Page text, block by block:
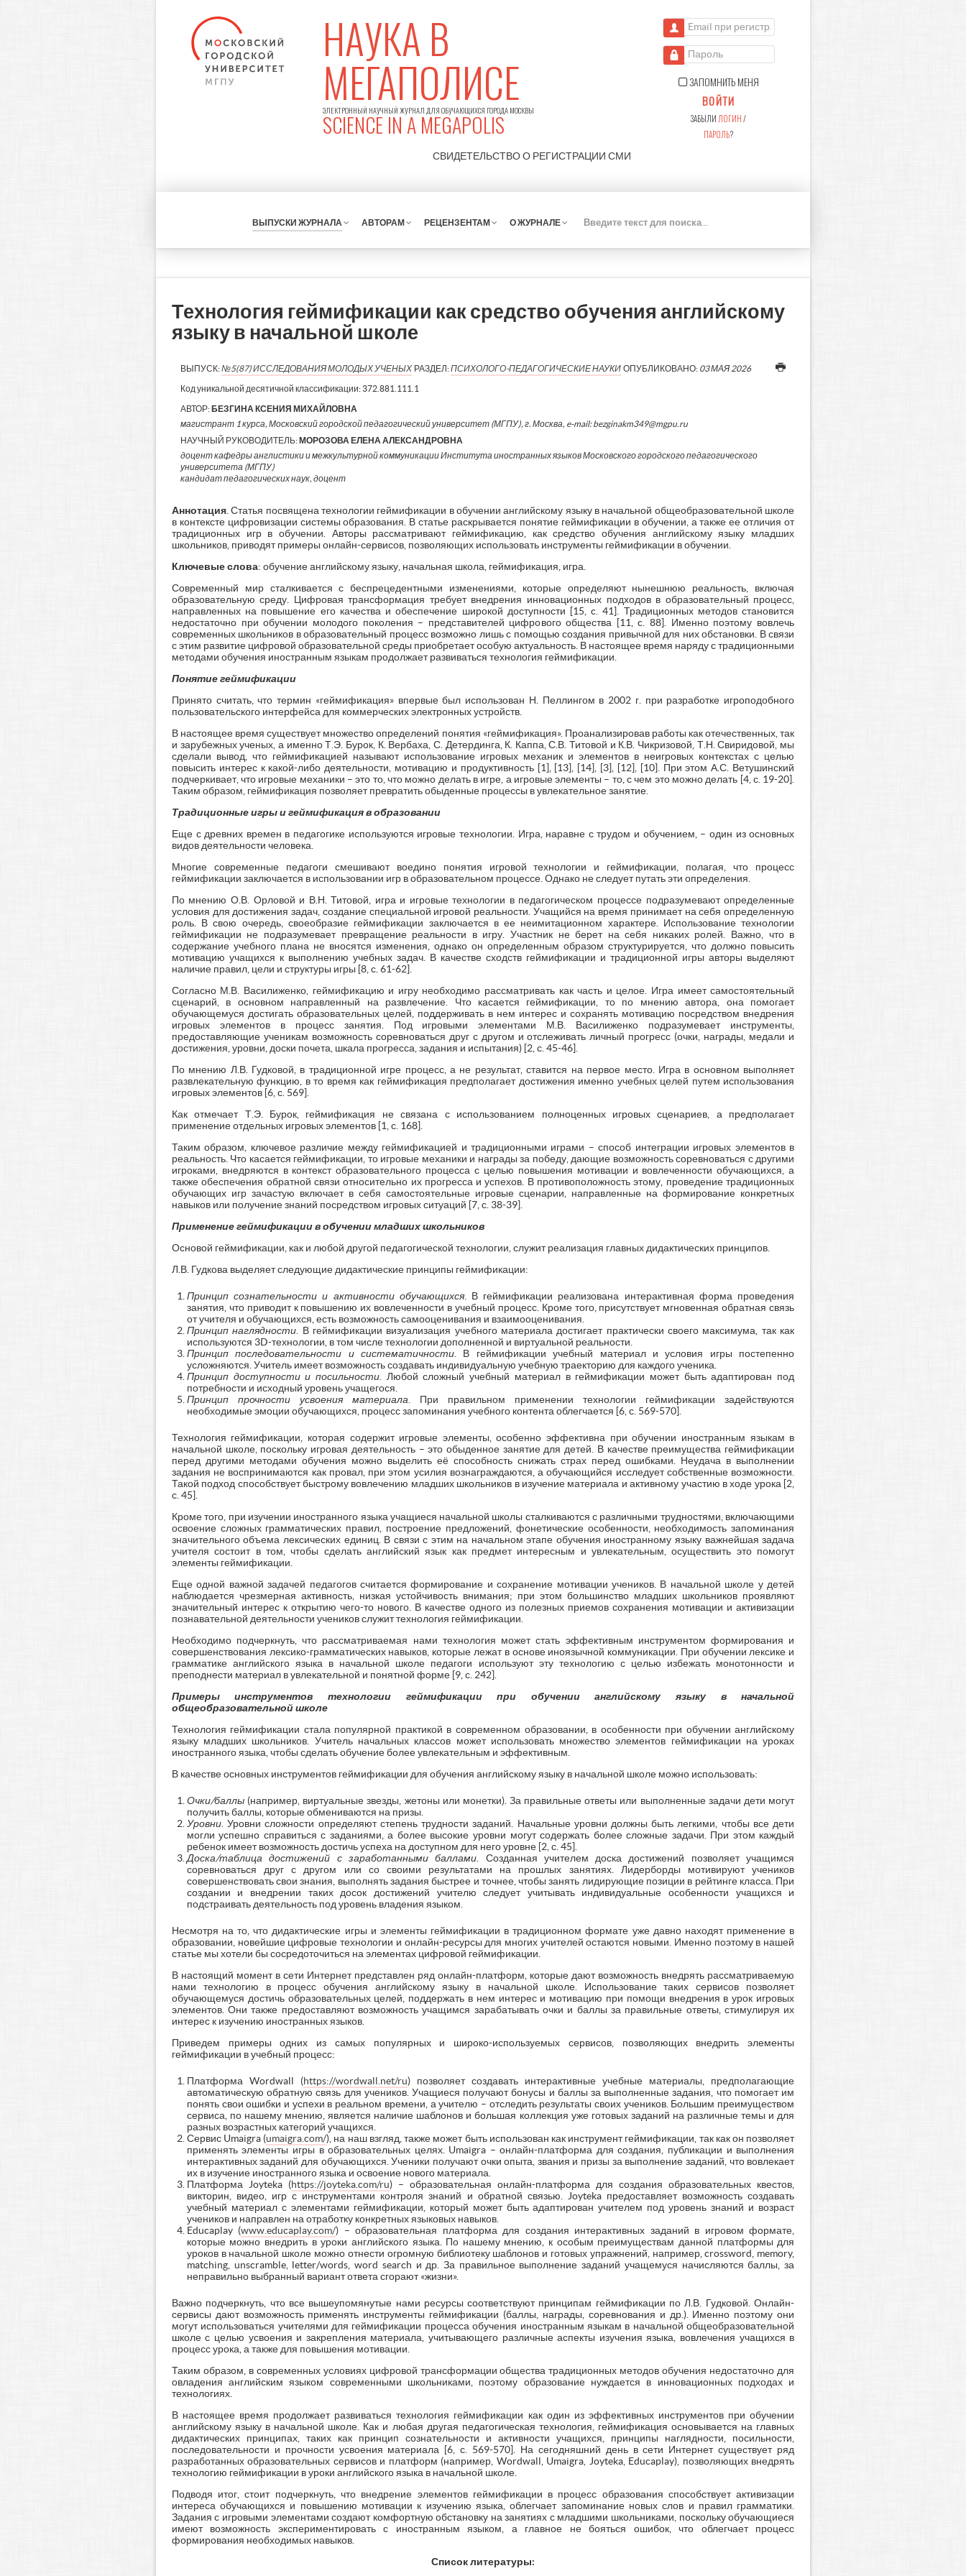
НАУКА В
МЕГАПОЛИСЕ
ЭЛЕКТРОННЫЙ НАУЧНЫЙ ЖУРНАЛ ДЛЯ ОБУЧАЮЩИХСЯ ГОРОДА МОСКВЫ
SCIENCE IN A MEGAPOLIS
СВИДЕТЕЛЬСТВО О РЕГИСТРАЦИИ СМИ
Email при регистрации
Пароль
ЗАПОМНИТЬ МЕНЯ
ВОЙТИ
ЗАБЫЛИ ЛОГИН/
ПАРОЛЬ?
ВЫПУСКИ ЖУРНАЛА АВТОРАМ РЕЦЕНЗЕНТАМ О ЖУРНАЛЕ
К
Технология геймификации как средство обучения английскому
языку в начальной школе
ВЫПУСК:№5(87) ИССЛЕДОВАНИЯ МОЛОДЫХ УЧЕНЫХ РАЗДЕЛ:ПСИХОЛОГО-ПЕДАГОГИЧЕСКИЕ НАУКИ ОПУБЛИКОВАНО: 03 МАЯ 2026
Код уникальной десятичной классификации: 372.881.111.1
АВТОР: БЕЗГИНА КСЕНИЯ МИХАЙЛОВНА
магистрант 1 курса, Московский городской педагогический университет (МГПУ), г. Москва, e-mail: bezginakm349@mgpu.ru
НАУЧНЫЙ РУКОВОДИТЕЛЬ: МОРОЗОВА ЕЛЕНА АЛЕКСАНДРОВНА
доцент кафедры англистики и межкультурной коммуникации Института иностранных языков Московского городского педагогического
университета (МГПУ)
кандидат педагогических наук, доцент
Аннотация. Статья посвящена технологии геймификации в обучении английскому языку в начальной общеобразовательной школе
в контексте цифровизации системы образования. В статье раскрывается понятие геймификации в обучении, а также ее отличия от
традиционных игр в обучении. Авторы рассматривают геймификацию, как средство обучения английскому языку младших
школьников, приводят примеры онлайн-сервисов, позволяющих использовать инструменты геймификации в обучении.
Ключевые слова: обучение английскому языку, начальная школа, геймификация, игра.
Современный мир сталкивается с беспрецедентными изменениями, которые определяют нынешнюю реальность, включая
образовательную среду. Цифровая трансформация требует внедрения инновационных подходов в образовательный процесс,
направленных на повышение его качества и обеспечение широкой доступности [15, c. 41]. Традиционных методов становится
недостаточно при обучении молодого поколения – представителей цифрового общества [11, c. 88]. Именно поэтому вовлечь
современных школьников в образовательный процесс возможно лишь с помощью создания привычной для них обстановки. В связи
с этим развитие цифровой образовательной среды приобретает особую актуальность. В настоящее время наряду с традиционными
методами обучения иностранным языкам продолжает развиваться технология геймификации.
Понятие геймификации
Принято считать, что термин «геймификация» впервые был использован Н. Пеллингом в 2002 г. при разработке игроподобного
пользовательского интерфейса для коммерческих электронных устройств.
В настоящее время существует множество определений понятия «геймификация». Проанализировав работы как отечественных, так
и зарубежных ученых, а именно Т.Э. Бурок, К. Вербаха, С. Детердинга, К. Каппа, С.В. Титовой и К.В. Чикризовой, Т.Н. Свиридовой, мы
сделали вывод, что геймификацией называют использование игровых механик и элементов в неигровых контекстах с целью
повысить интерес к какой-либо деятельности, мотивацию и продуктивность [1], [13], [14], [3], [12], [10]. При этом А.С. Ветушинский
подчеркивает, что игровые механики – это то, что можно делать в игре, а игровые элементы – то, с чем это можно делать [4, с. 19-20].
Таким образом, геймификация позволяет превратить обыденные процессы в увлекательное занятие.
Традиционные игры и геймификация в образовании
Еще с древних времен в педагогике используются игровые технологии. Игра, наравне с трудом и обучением, – один из основных
видов деятельности человека.
Многие современные педагоги смешивают воедино понятия игровой технологии и геймификации, полагая, что процесс
геймификации заключается в использовании игр в образовательном процессе. Однако не следует путать эти определения.
По мнению О.В. Орловой и В.Н. Титовой, игра и игровые технологии в педагогическом процессе подразумевают определенные
условия для достижения задач, создание специальной игровой реальности. Учащийся на время принимает на себя определенную
роль. В свою очередь, своеобразие геймификации заключается в ее неимитационном характере. Использование технологии
геймификации не подразумевает превращение реальности в игру. Участник не берет на себя никаких ролей. Важно, что в
содержание учебного плана не вносятся изменения, однако он определенным образом структурируется, что должно повысить
мотивацию учащихся к выполнению учебных задач. В качестве сходств геймификации и традиционной игры авторы выделяют
наличие правил, цели и структуры игры [8, с. 61-62].
Согласно М.В. Василиженко, геймификацию и игру необходимо рассматривать как часть и целое. Игра имеет самостоятельный
сценарий, в основном направленный на развлечение. Что касается геймификации, то по мнению автора, она помогает
обучающемуся достигать образовательных целей, поддерживать в нем интерес и сохранять мотивацию посредством внедрения
игровых элементов в процесс занятия. Под игровыми элементами М.В. Василиженко подразумевает инструменты,
предоставляющие ученикам возможность соревноваться друг с другом и отслеживать личный прогресс (очки, награды, медали и
достижения, уровни, доски почета, шкала прогресса, задания и испытания) [2, с. 45-46].
По мнению Л.В. Гудковой, в традиционной игре процесс, а не результат, ставится на первое место. Игра в основном выполняет
развлекательную функцию, в то время как геймификация предполагает достижения именно учебных целей путем использования
игровых элементов [6, с. 569].
Как отмечает Т.Э. Бурок, геймификация не связана с использованием полноценных игровых сценариев, а предполагает
применение отдельных игровых элементов [1, с. 168].
Таким образом, ключевое различие между геймификацией и традиционными играми – способ интеграции игровых элементов в
реальность. Что касается геймификации, то игровые механики и награды за победу, дающие возможность соревноваться с другими
игроками, внедряются в контекст образовательного процесса с целью повышения мотивации и вовлеченности обучающихся, а
также обеспечения обратной связи относительно их прогресса и успехов. В противоположность этому, проведение традиционных
обучающих игр зачастую включает в себя самостоятельные игровые сценарии, направленные на формирование конкретных
навыков или получение знаний посредством игровых ситуаций [7, с. 38-39].
Применение геймификации в обучении младших школьников
Основой геймификации, как и любой другой педагогической технологии, служит реализация главных дидактических принципов.
Л.В. Гудкова выделяет следующие дидактические принципы геймификации:
Принцип сознательности и активности обучающихся. В геймификации реализована интерактивная форма проведения
занятия, что приводит к повышению их вовлеченности в учебный процесс. Кроме того, присутствует мгновенная обратная связь
от учителя и обучающихся, есть возможность самооценивания и взаимооценивания.
Принцип наглядности . В геймификации визуализация учебного материала достигает практически своего максимума, так как
используются 3D-технологии, в том числе технологии дополненной и виртуальной реальности.
Принцип последовательности и систематичности . В геймификации учебный материал и условия игры постепенно
усложняются. Учитель имеет возможность создавать индивидуальную учебную траекторию для каждого ученика.
Принцип доступности и посильности . Любой сложный учебный материал в геймификации может быть адаптирован под
потребности и исходный уровень учащегося.
Принцип прочности усвоения материала . При правильном применении технологии геймификации задействуются
необходимые эмоции обучающихся, процесс запоминания учебного контента облегчается [6, с. 569-570].
Технология геймификации, которая содержит игровые элементы, особенно эффективна при обучении иностранным языкам в
начальной школе, поскольку игровая деятельность – это обыденное занятие для детей. В качестве преимущества геймификации
перед другими методами обучения можно выделить её способность снижать страх перед ошибками. Неудача в выполнении
задания не воспринимаются как провал, при этом усилия вознаграждаются, а обучающийся исследует собственные возможности.
Такой подход способствует быстрому вовлечению младших школьников в изучение материала и активному участию в ходе урока [2,
с. 45].
Кроме того, при изучении иностранного языка учащиеся начальной школы сталкиваются с различными трудностями, включающими
освоение сложных грамматических правил, построение предложений, фонетические особенности, необходимость запоминания
значительного объема лексических единиц. В связи с этим на начальном этапе обучения иностранному языку важнейшая задача
учителя состоит в том, чтобы сделать английский язык как предмет интересным и увлекательным, осуществить это помогут
элементы геймификации.
Еще одной важной задачей педагогов считается формирование и сохранение мотивации учеников. В начальной школе у детей
наблюдается чрезмерная активность, низкая устойчивость внимания; при этом большинство младших школьников проявляют
значительный интерес к открытию чего-то нового. В качестве одного из полезных приемов сохранения мотивации и активизации
познавательной деятельности учеников служит технология геймификации.
Необходимо подчеркнуть, что рассматриваемая нами технология может стать эффективным инструментом формирования и
совершенствования лексико-грамматических навыков, которые лежат в основе иноязычной коммуникации. При обучении лексике и
грамматике английского языка в начальной школе педагоги используют эту технологию с целью избежать монотонности и
преподнести материал в увлекательной и понятной форме [9, с. 242].
Примеры инструментов технологии геймификации при обучении английскому языку в начальной
общеобразовательной школе
Технология геймификации стала популярной практикой в современном образовании, в особенности при обучении английскому
языку младших школьников. Учитель начальных классов может использовать множество элементов геймификации на уроках
иностранного языка, чтобы сделать обучение более увлекательным и эффективным.
В качестве основных инструментов геймификации для обучения английскому языку в начальной школе можно использовать:
Очки/баллы(например, виртуальные звезды, жетоны или монетки). За правильные ответы или выполненные задачи дети могут
получить баллы, которые обмениваются на призы.
Уровни. Уровни сложности определяют степень трудности заданий. Начальные уровни должны быть легкими, чтобы все дети
могли успешно справиться с заданиями, а более высокие уровни могут содержать более сложные задачи. При этом каждый
ребенок имеет возможность достичь успеха на доступном для него уровне [2, с. 45].
Доска/таблица достижений с заработанными баллами . Созданная учителем доска достижений позволяет учащимся
соревноваться друг с другом или со своими результатами на прошлых занятиях. Лидерборды мотивируют учеников
совершенствовать свои знания, выполнять задания быстрее и точнее, чтобы занять лидирующие позиции в рейтинге класса. При
создании и внедрении таких досок достижений учителю следует учитывать индивидуальные особенности учащихся и
подстраивать деятельность под уровень владения языком.
Несмотря на то, что дидактические игры и элементы геймификации в традиционном формате уже давно находят применение в
образовании, новейшие цифровые технологии и онлайн-ресурсы для многих учителей остаются новыми. Именно поэтому в нашей
статье мы хотели бы сосредоточиться на элементах цифровой геймификации.
В настоящий момент в сети Интернет представлен ряд онлайн-платформ, которые дают возможность внедрять рассматриваемую
нами технологию в процесс обучения английскому языку в начальной школе. Использование таких сервисов позволяет
обучающемуся достичь образовательных целей, поддержать в нем интерес и мотивацию при помощи внедрения в урок игровых
элементов. Они также предоставляют возможность учащимся зарабатывать очки и баллы за правильные ответы, стимулируя их
интерес к изучению иностранных языков.
Приведем примеры одних из самых популярных и широко-используемых сервисов, позволяющих внедрить элементы
геймификации в учебный процесс:
Платформа Wordwall (https://wordwall.net/ru) позволяет создавать интерактивные учебные материалы, предполагающие
автоматическую обратную связь для учеников. Учащиеся получают бонусы и баллы за выполненные задания, что помогает им
понять свои ошибки и успехи в реальном времени, а учителю – отследить результаты своих учеников. Большим преимуществом
сервиса, по нашему мнению, является наличие шаблонов и большая коллекция уже готовых заданий на различные темы и для
разных возрастных категорий учащихся.
Сервис Umaigra (umaigra.com/), на наш взгляд, также может быть использован как инструмент геймификации, так как он позволяет
применять элементы игры в образовательных целях. Umaigra – онлайн-платформа для создания, публикации и выполнения
интерактивных заданий для обучающихся. Ученики получают очки опыта, звания и призы за выполнение заданий, что вовлекает
их в изучение иностранного языка и освоение нового материала.
Платформа Joyteka (https://joyteka.com/ru) – образовательная онлайн-платформа для создания образовательных квестов,
викторин, видео, игр с инструментами контроля знаний и обратной связью. Joyteka предоставляет возможность создавать
учебный материал с элементами геймификации, который может быть адаптирован учителем под уровень знаний и возраст
учеников и направлен на отработку конкретных языковых навыков.
Educaplay (www.educaplay.com/) – образовательная платформа для создания интерактивных заданий в игровом формате,
которые можно внедрить в уроки английского языка. По нашему мнению, к особым преимуществам данной платформы для
уроков в начальной школе можно отнести огромную библиотеку шаблонов и готовых упражнений, например, crossword, memory,
matching, unscramble, letter/words, word search и др. За правильное выполнение заданий учащемуся начисляются баллы, за
неправильно выбранный вариант ответа сгорают «жизни».
Важно подчеркнуть, что все вышеупомянутые нами ресурсы соответствуют принципам геймификации по Л.В. Гудковой. Онлайн-
сервисы дают возможность применять инструменты геймификации (баллы, награды, соревнования и др.). Именно поэтому они
могут использоваться учителями для геймификации процесса обучения иностранным языкам в начальной общеобразовательной
школе с целью усвоения и закрепления материала, учитывающего различные аспекты изучения языка, вовлечения учащихся в
процесс урока, а также для повышения мотивации.
Таким образом, в современных условиях цифровой трансформации общества традиционных методов обучения недостаточно для
овладения английским языком современными школьниками, поэтому образование нуждается в инновационных подходах и
технологиях.
В настоящее время продолжает развиваться технология геймификации как один из эффективных инструментов при обучении
английскому языку в начальной школе. Как и любая другая педагогическая технология, геймификация основывается на главных
дидактических принципах, таких как принцип сознательности и активности учащихся, принципы наглядности, посильности,
последовательности и прочности усвоения материала [6, с. 569-570]. На сегодняшний день в сети Интернет существует ряд
разработанных образовательных сервисов и платформ (например, Wordwall, Umaigra, Joyteka, Educaplay), позволяющих внедрять
технологию геймификации в уроки английского языка в начальной школе.
Подводя итог, стоит подчеркнуть, что внедрение элементов геймификации в процесс образования способствует активизации
интереса обучающихся и повышению мотивации к изучению языка, облегчает запоминание новых слов и правил грамматики.
Задания с игровыми элементами создают комфортную обстановку на занятиях с младшими школьниками, поскольку обучающиеся
имеют возможность экспериментировать с иностранным языком, а главное не бояться ошибок, что облегчает процесс
формирования необходимых навыков.
Списоклитературы: